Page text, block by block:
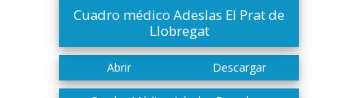
Cuadro médico Adeslas El Prat de
Llobregat